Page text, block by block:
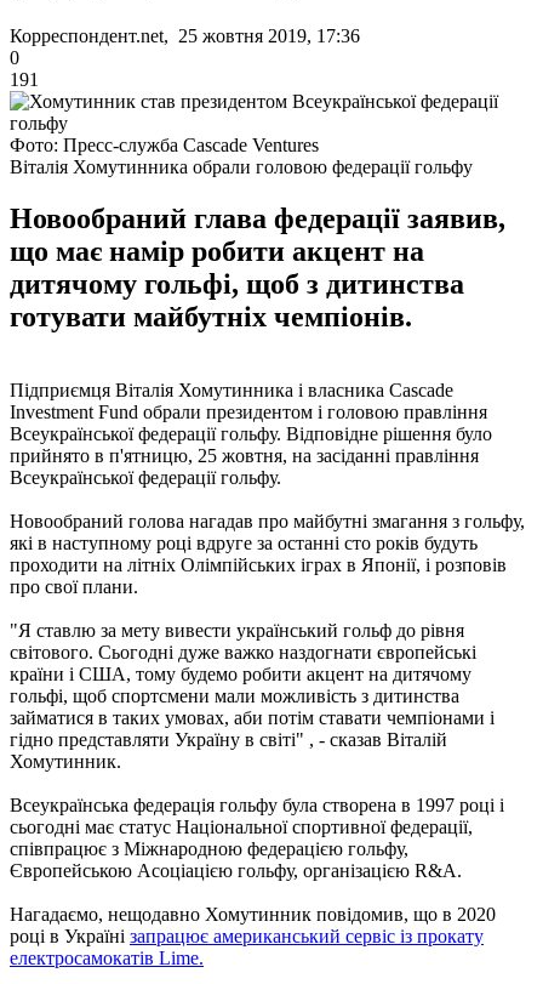
Корреспондент.net, 25 жовтня 2019, 17:36
0
191
Фото: Пресс-служба Cascade Ventures
Віталія Хомутинника обрали головою федерації гольфу
Новообраний глава федерації заявив,
що має намір робити акцент на
дитячому гольфі, щоб з дитинства
готувати майбутніх чемпіонів.
Підприємця Віталія Хомутинника і власника Cascade
Investment Fund обрали президентом і головою правління
Всеукраїнської федерації гольфу. Відповідне рішення було
прийнято в п'ятницю, 25 жовтня, на засіданні правління
Всеукраїнської федерації гольфу.
Новообраний голова нагадав про майбутні змагання з гольфу,
які в наступному році вдруге за останні сто років будуть
проходити на літніх Олімпійських іграх в Японії, і розповів
про свої плани.
"Я ставлю за мету вивести український гольф до рівня
світового. Сьогодні дуже важко наздогнати європейські
країни і США, тому будемо робити акцент на дитячому
гольфі, щоб спортсмени мали можливість з дитинства
займатися в таких умовах, аби потім ставати чемпіонами і
гідно представляти Україну в світі" , - сказав Віталій
Хомутинник.
Всеукраїнська федерація гольфу була створена в 1997 році і
сьогодні має статус Національної спортивної федерації,
співпрацює з Міжнародною федерацією гольфу,
Європейською Асоціацією гольфу, організацією R&A.
Нагадаємо, нещодавно Хомутинник повідомив, що в 2020
році в Україні запрацює американський сервіс із прокату
електросамокатів Lime.